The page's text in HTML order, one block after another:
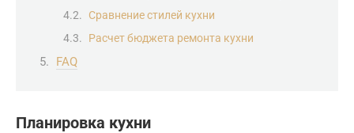
Сравнение стилей кухни
Расчет бюджета ремонта кухни
FAQ
Планировка кухни